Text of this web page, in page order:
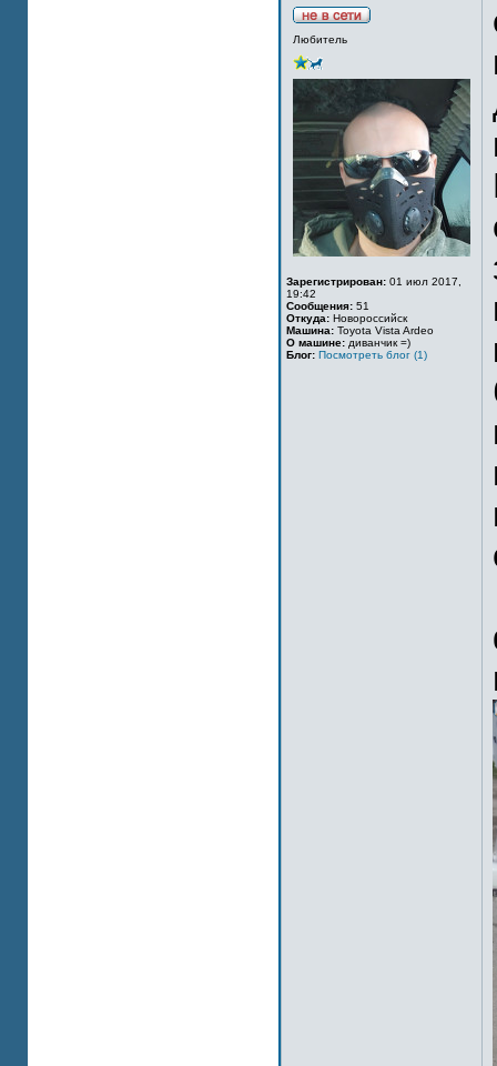
Любитель
Зарегистрирован: 01 июл 2017,
19:42
Сообщения: 51
Откуда: Новороссийск
Машина: Toyota Vista Ardeo
О машине: диванчик =)
Блог: Посмотреть блог (1)